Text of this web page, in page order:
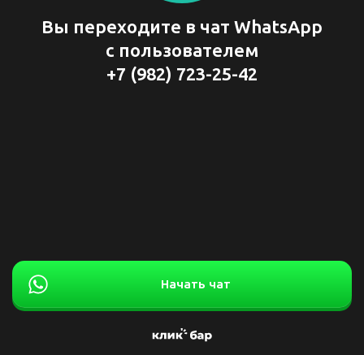
Вы переходите в чат WhatsApp
с пользователем
+7 (982) 723-25-42
Начать чат